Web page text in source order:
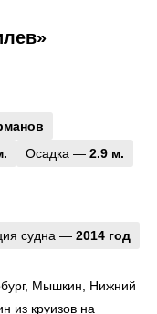
Осадка — 2.9 м.
судна — 2014 год
Мышкин, Нижний
из круизов на